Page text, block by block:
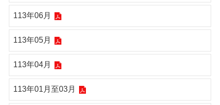
113年06月
113年05月
113年04月
113年01月至03月